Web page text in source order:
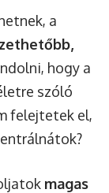
a
hogy a
szóló
felejtetek el,
magas